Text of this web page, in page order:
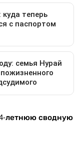
летнюю сводную